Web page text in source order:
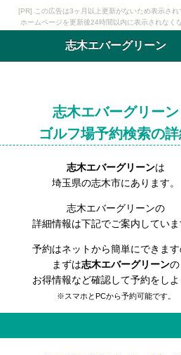
[PR] この広告は3ヶ月以上更新がないため表示され
ホームページを更新後24時間以内に表示されなく
志木エバーグリーン
志木エバーグリーン
ゴルフ場予約検索の詳
志木エバーグリーンは
埼玉県の志木市にあります。
志木エバーグリーンの
詳細情報は下記でご案内していま
予約はネットから簡単にできま
まずは志木エバーグリーンの
お得情報など確認して予約をしよ
※スマホとPCから予約可能です。